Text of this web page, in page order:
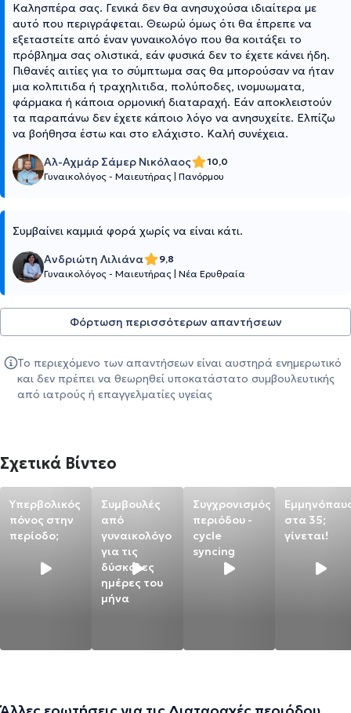
Καλησπέρα σας. Γενικά δεν θα ανησυχούσα ιδιαίτερα με
αυτό που περιγράφεται. Θεωρώ όμως ότι θα έπρεπε να
εξεταστείτε από έναν γυναικολόγο που θα κοιτάξει το
πρόβλημα σας ολιστικά, εάν φυσικά δεν το έχετε κάνει ήδη.
Πιθανές αιτίες για το σύμπτωμα σας θα μπορούσαν να ήταν
μια κολπιτιδα ή τραχηλιτιδα, πολύποδες, ινομυωματα,
φάρμακα ή κάποια ορμονική διαταραχή. Εάν αποκλειστούν
τα παραπάνω δεν έχετε κάποιο λόγο να ανησυχείτε. Ελπίζω
να βοήθησα έστω και στο ελάχιστο. Καλή συνέχεια.
Αλ-Αχμάρ Σάμερ Νικόλαος
10,0
Γυναικολόγος - Μαιευτήρας Πανόρμου
Συμβαίνει καμμιά φορά χωρίς να είναι κάτι.
Ανδριώτη Λιλιάνα
9,8
Γυναικολόγος - Μαιευτήρας Νέα Ερυθραία
Φόρτωση περισσότερων απαντήσεων
Το περιεχόμενο των απαντήσεων είναι αυστηρά ενημερωτικό
και δεν πρέπει να θεωρηθεί υποκατάστατο συμβουλευτικής
από ιατρούς ή επαγγελματίες υγείας
Σχετικά Βίντεο
Υπερβολικός
πόνος στην
περίοδο;
Συμβουλές
από
γυναικολόγο
για τις
δύσκολες
ημέρες του
μήνα
Συγχρονισμός
περιόδου -
cycle
syncing
στα 35;
γίνεται!